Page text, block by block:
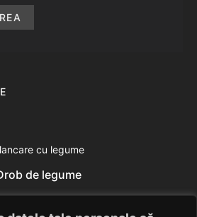
cu legume
de legume
June 13, 2014